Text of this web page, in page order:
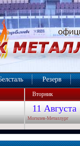
Резерв
Вторник
11 Августа
Могилев-Металлург